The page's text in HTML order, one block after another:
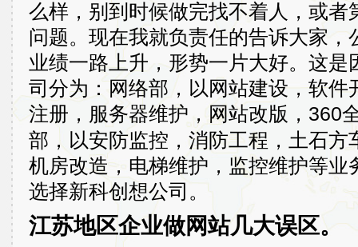
么样，别到时候做完找不着人，或者
问题。现在我就负责任的告诉大家
业绩一路上升，形势一片大好。这
司分为：网络部，以网站建设，软件
注册，服务器维护，网站改版，360
部，以安防监控，消防工程，土石方
机房改造，电梯维护，监控维护等业
选择新科创想公司。
江苏地区企业做网站几大误区。